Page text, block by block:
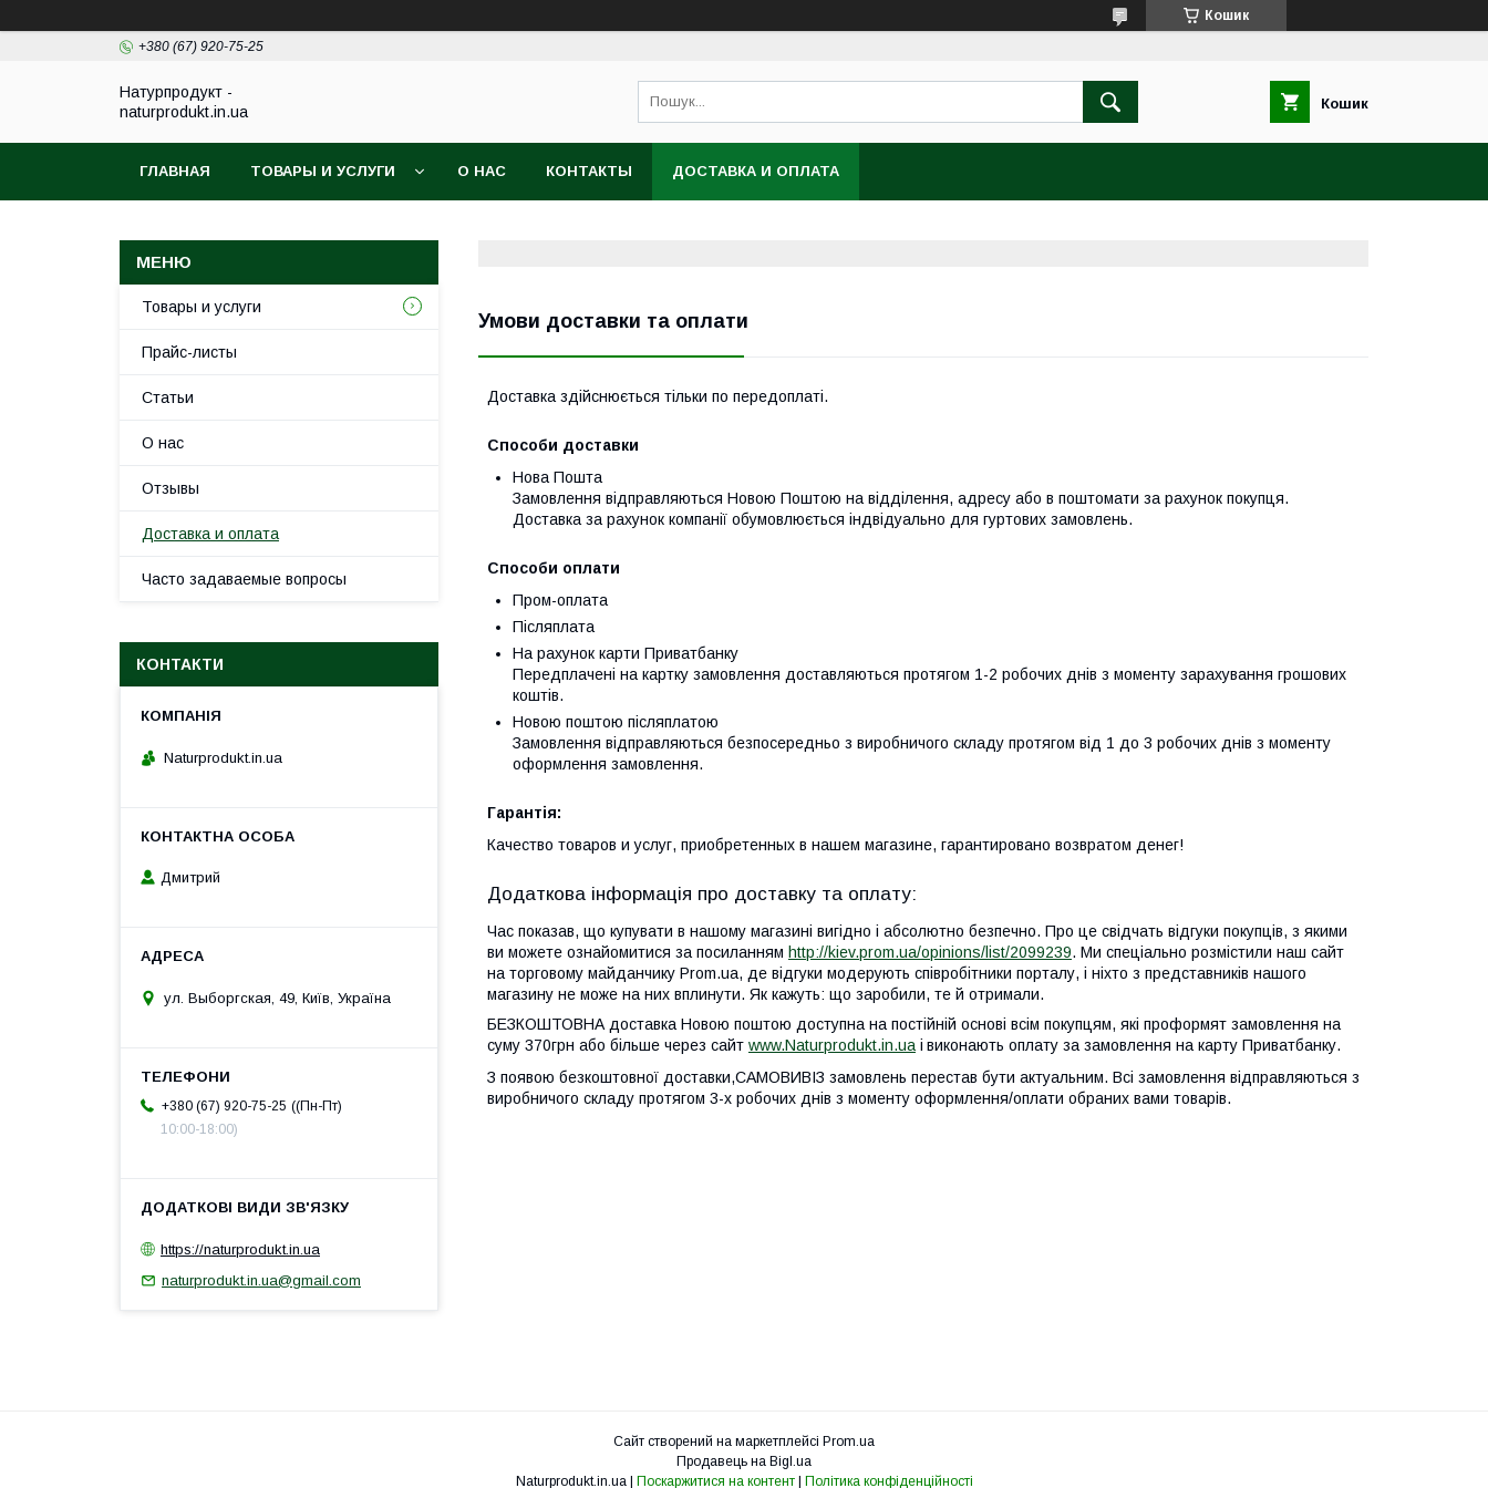
Кошик
+380 (67) 920-75-25
Натурпродукт -
naturprodukt.in.ua
Кошик
ГЛАВНАЯ ТОВАРЫ И УСЛУГИ О НАС КОНТАКТЫ ДОСТАВКА И ОПЛАТА
Умови доставки та оплати
Доставка здійснюється тільки по передоплаті.
Способи доставки
Нова Пошта
Замовлення відправляються Новою Поштою на відділення, адресу або в поштомати за рахунок покупця.
Доставка за рахунок компанії обумовлюється індвідуально для гуртових замовлень.
Способи оплати
Пром-оплата
Післяплата
На рахунок карти Приватбанку
Передплачені на картку замовлення доставляються протягом 1-2 робочих днів з моменту зарахування грошових
коштів.
Новою поштою післяплатою
Замовлення відправляються безпосередньо з виробничого складу протягом від 1 до 3 робочих днів з моменту
оформлення замовлення.
Гарантія:
Качество товаров и услуг, приобретенных в нашем магазине, гарантировано возвратом денег!
Час показав, що купувати в нашому магазині вигідно і абсолютно безпечно. Про це свідчать відгуки покупців, з якими
ви можете ознайомитися за посиланням http://kiev.prom.ua/opinions/list/2099239. Ми спеціально розмістили наш сайт
на торговому майданчику Prom.ua, де відгуки модерують співробітники порталу, і ніхто з представників нашого
магазину не може на них вплинути. Як кажуть: що заробили, те й отримали.
БЕЗКОШТОВНА доставка Новою поштою доступна на постійній основі всім покупцям, які проформят замовлення на
суму 370грн або більше через сайт www.Naturprodukt.in.ua і виконають оплату за замовлення на карту Приватбанку.
З появою безкоштовної доставки,САМОВИВІЗ замовлень перестав бути актуальним. Всі замовлення відправляються з
виробничого складу протягом 3-х робочих днів з моменту оформлення/оплати обраних вами товарів.
Товары и услуги
Прайс-листы
Статьи
О нас
Отзывы
Доставка и оплата
Часто задаваемые вопросы
КОНТАКТИ
Naturprodukt.in.ua
Дмитрий
ул. Выборгская, 49, Київ, Україна
+380 (67) 920-75-25
(Пн-Пт
10:00-18:00)
https://naturprodukt.in.ua
naturprodukt.in.ua@gmail.com
Сайт створений на маркетплейсі Prom.ua
Продавець на Bigl.ua
Naturprodukt.in.ua | Поскаржитися на контент | Політика конфіденційності